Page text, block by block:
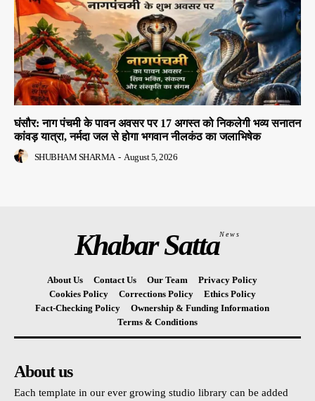
घंसौर: नाग पंचमी के पावन अवसर पर 17 अगस्त को निकलेगी भव्य सनातन
कांवड़ यात्रा, नर्मदा जल से होगा भगवान नीलकंठ का जलाभिषेक
SHUBHAM SHARMA - August 5, 2026
Khabar SattaNews
About Us Contact Us Our Team
Privacy Policy
Cookies Policy
Corrections Policy
Ethics Policy
Fact-Checking Policy
Ownership & Funding Information
Terms & Conditions
About us
Each template in our ever growing studio library can be added